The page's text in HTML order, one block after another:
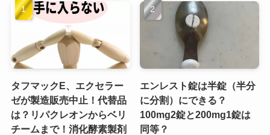
タフマックE、エクセラー
ゼが製造販売中止！代替品
は？リパクレオンからベリ
チームまで！消化酵素製剤
エンレスト錠は半錠（半分
に分割）にできる？
100mg2錠と200mg1錠は
同等？